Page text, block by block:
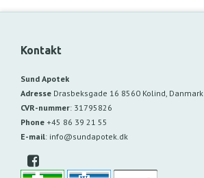
Kontakt
Sund Apotek
Adresse Drasbeksgade 16 8560 Kolind, Danmark
CVR-nummer: 31795826
Phone +45 86 39 21 55
E-mail: info@sundapotek.dk